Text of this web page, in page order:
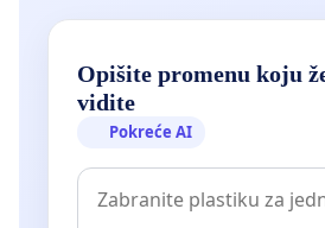
Opišite promenu koju
vidite
Pokreće AI